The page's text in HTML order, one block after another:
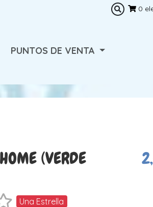
0
PUNTOS DE VENTA
(VERDE
Una Estrella